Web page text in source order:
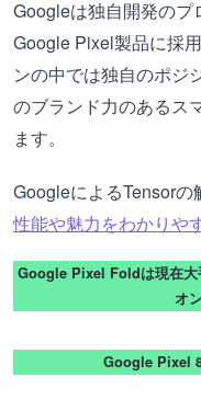
Googleは独自開発のプ
Google Pixel製品に採
ンの中では独自のポジ
のブランド力のあるス
ます。
GoogleによるTensorの
性能や魅力をわかりや
Google Pixel Foldは現在大
オ
Google Pixel